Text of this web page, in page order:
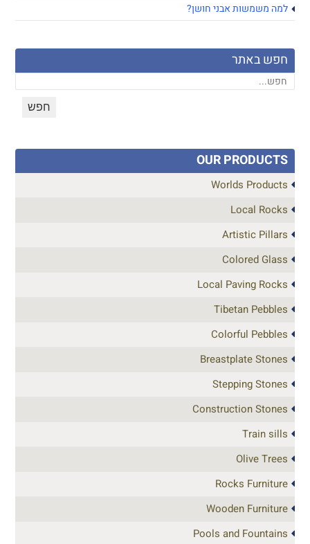
למה משמשות אבני חושן?
חפש באתר
OUR PRODUCTS
Worlds Products
Local Rocks
Artistic Pillars
Colored Glass
Local Paving Rocks
Tibetan Pebbles
Colorful Pebbles
Breastplate Stones
Stepping Stones
Construction Stones
Train sills
Olive Trees
Rocks Furniture
Wooden Furniture
Pools and Fountains